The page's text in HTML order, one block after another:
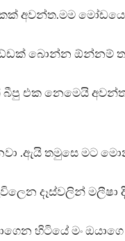
අවන්ත.මම
බොන්න ඕන්නම්
බීපු එක නෙමෙයි
.ඇයි තමුසෙ මට
දෑස්වලින් මලීෂා
හිටියේ මං